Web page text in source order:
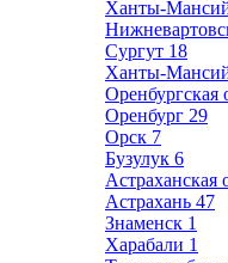
Ханты-
Сургут 18
Ханты-
Оренбургская
Оренбург 29
Орск 7
Бузулук 6
Астраханская
Астрахань 47
Знаменск 1
Харабали 1